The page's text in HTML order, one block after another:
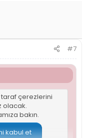
#7
çerezlerini
olacak.
bakın.
kabul et